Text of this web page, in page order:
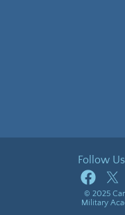
Follow
© 2025
Military